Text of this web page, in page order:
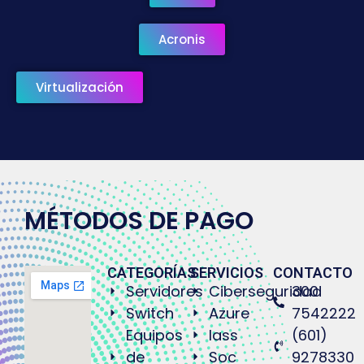
Acronis
Virtualización
MÉTODOS DE PAGO
CATEGORÍAS
Servidores
Switch
Equipos
de
SERVICIOS
Ciberseguridad
Azure
Iass
Soc
CONTACTO
300
7542222
(601)
9278330